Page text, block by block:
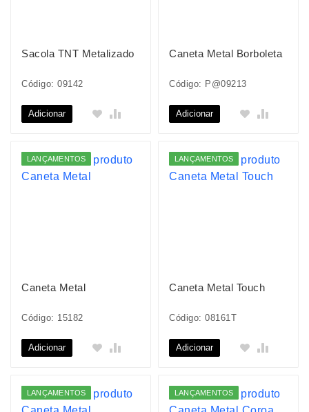
Sacola TNT Metalizado
Código: 09142
Adicionar
Caneta Metal Borboleta
Código: P@09213
Adicionar
LANÇAMENTOS
Caneta Metal
Código: 15182
Adicionar
LANÇAMENTOS
Caneta Metal Touch
Código: 08161T
Adicionar
LANÇAMENTOS LANÇAMENTOS